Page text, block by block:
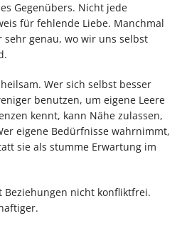
Gegenübers. Nicht jede
für fehlende Liebe. Manchmal
genau, wo wir uns selbst
Wer sich selbst besser
benutzen, um eigene Leere
kennt, kann Nähe zulassen,
eigene Bedürfnisse wahrnimmt,
sie als stumme Erwartung im
Beziehungen nicht konfliktfrei.